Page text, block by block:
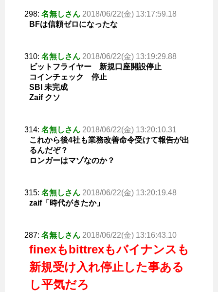
298: 名無しさん 2018/06/22(金) 13:17:59.18
BFは信頼ゼロになったな
310: 名無しさん 2018/06/22(金) 13:19:29.88
ビットフライヤー 新規口座開設停止
コインチェック 停止
SBI 未完成
Zaif クソ
314: 名無しさん 2018/06/22(金) 13:20:10.31
これから後4社も業務改善命令受けて報告が出
るんだぞ？
ロンガーはマゾなのか？
315: 名無しさん 2018/06/22(金) 13:20:19.48
zaif「時代がきたか」
287: 名無しさん 2018/06/22(金) 13:16:43.10
finexもbittrexもバイナンスも
新規受け入れ停止した事ある
し平気だろ